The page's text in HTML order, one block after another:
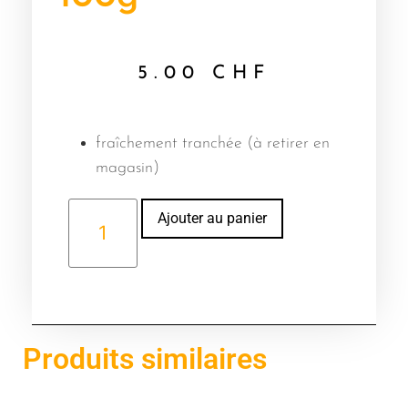
5.00 CHF
fraîchement tranchée (à retirer en
magasin)
Ajouter au panier
Produits similaires